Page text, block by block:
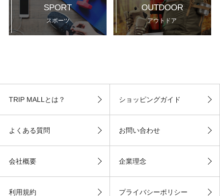
SPORT
スポーツ
OUTDOOR
アウトドア
TRIP MALLとは？ ショッピングガイド
よくある質問 お問い合わせ
会社概要 企業理念
利用規約 プライバシーポリシー